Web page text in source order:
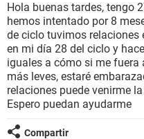
BIENESTAR
SEXUALIDAD
GLOSARIO
Hola buenas tardes, tengo
hemos intentado por 8
de ciclo tuvimos relaciones
en mi día 28 del ciclo y
iguales a cómo si me fuera
más leves, estaré
relaciones puede venirme
Espero puedan ayudarme
Compartir